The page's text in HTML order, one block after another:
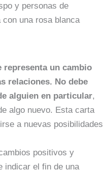
y personas de
una rosa blanca
representa un cambio
relaciones. No debe
alguien en particular,
algo nuevo. Esta carta
a nuevas posibilidades
positivos y
indicar el fin de una